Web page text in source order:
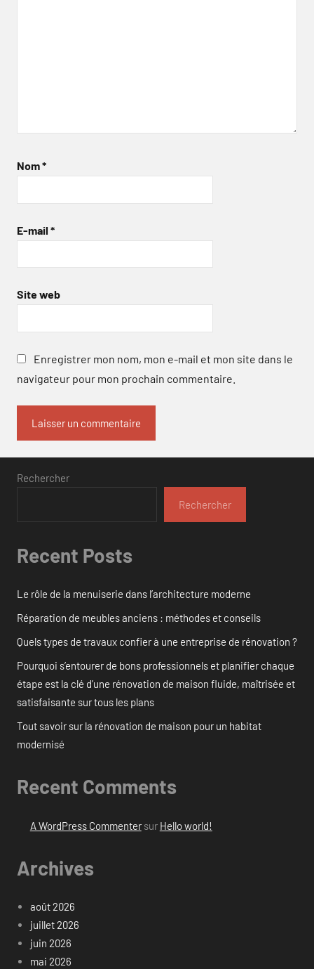
Nom*
E-mail *
Site web
Enregistrer mon nom, mon e-mail et mon site dans le
navigateur pour mon prochain commentaire.
Rechercher
Rechercher
Recent Posts
Le rôle de la menuiserie dans l’architecture moderne
Réparation de meubles anciens : méthodes et conseils
Quels types de travaux confier à une entreprise de rénovation ?
Pourquoi s’entourer de bons professionnels et planifier chaque
étape est la clé d’une rénovation de maison fluide, maîtrisée et
satisfaisante sur tous les plans
Tout savoir sur la rénovation de maison pour un habitat
modernisé
Recent Comments
A WordPress Commentersur Hello world!
Archives
août 2026
juillet 2026
juin 2026
mai 2026